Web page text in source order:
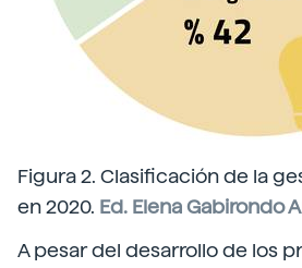
Figura 2. Clasificación de la
en 2020. Ed. Elena Gabirondo
A pesar del desarrollo de los